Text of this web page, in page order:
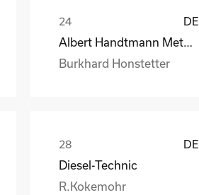
DE
Albert Handtmann Metallgusswerk
Burkhard Honstetter
DE
Diesel-Technic
R.Kokemohr